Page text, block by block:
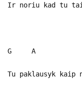
Ir noriu kad tu
G A
Tu paklausyk kaip